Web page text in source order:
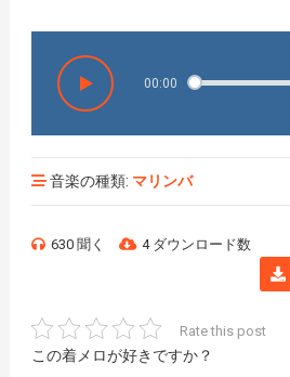
00:00
音楽の種類: マリンバ
630 聞く 4 ダウンロード数
Rate this post
この着メロが好きですか？